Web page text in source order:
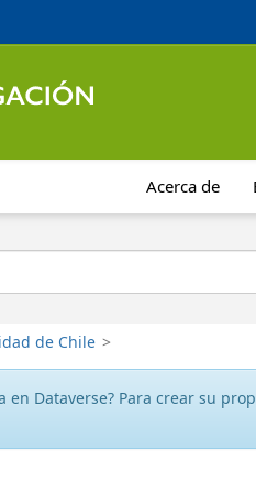
Acerca de
de Chile >
en Dataverse? Para crear su